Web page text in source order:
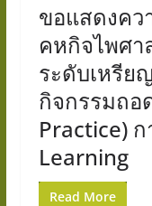
ขอแสดงคว
คหกิจไพศา
ระดับเหรีย
กิจกรรมถอ
Practice) ก
Learning
Read More